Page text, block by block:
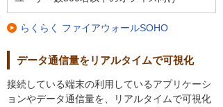
らくらく ファイアウォールSOHO
データ通信量をリアルタイムで可視化
接続している端末の利用しているアプリケーシ
ョンやデータ通信量を、リアルタイムで可視化